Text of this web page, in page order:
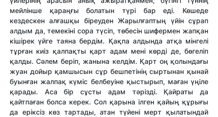
мейлінше қараңғы болатын түрі бар еді. Көшеде
кездескен алғашқы біреуден Жарылғаптың үйін сұрап
алдым да, темекіні сора түсіп, төбесін шифермен жапқан
кішірек үйге таяна бердім. Қақпа алдында атқа мінгелі
тұрған киіз қалпақты қарт адам мені көрді де, бөгеліп
қалды. Сәлем беріп, жанына келдім. Қарт оң қолындағы
жуан дойыр қамшысын сұр бешпетінің сыртынан қынай
буынған жалпақ күміс белбеуіне қыстырып, маған үңіле
қарады. Аса бір сұсты адам тәрізді. Қайраты да
қайтпаған болса керек. Сол қарына ілген қайың құрығы
да еріксіз көз тартады, атан түйені мерт қылатындай